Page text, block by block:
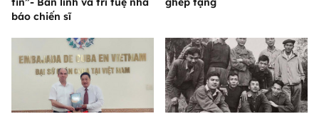
báo chiến sĩ